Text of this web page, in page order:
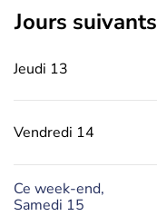
jours suivants
Jeudi 13
Vendredi 14
Ce week-end,
Samedi 15